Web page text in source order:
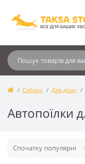
Собаки Для дому
Автопоїлки